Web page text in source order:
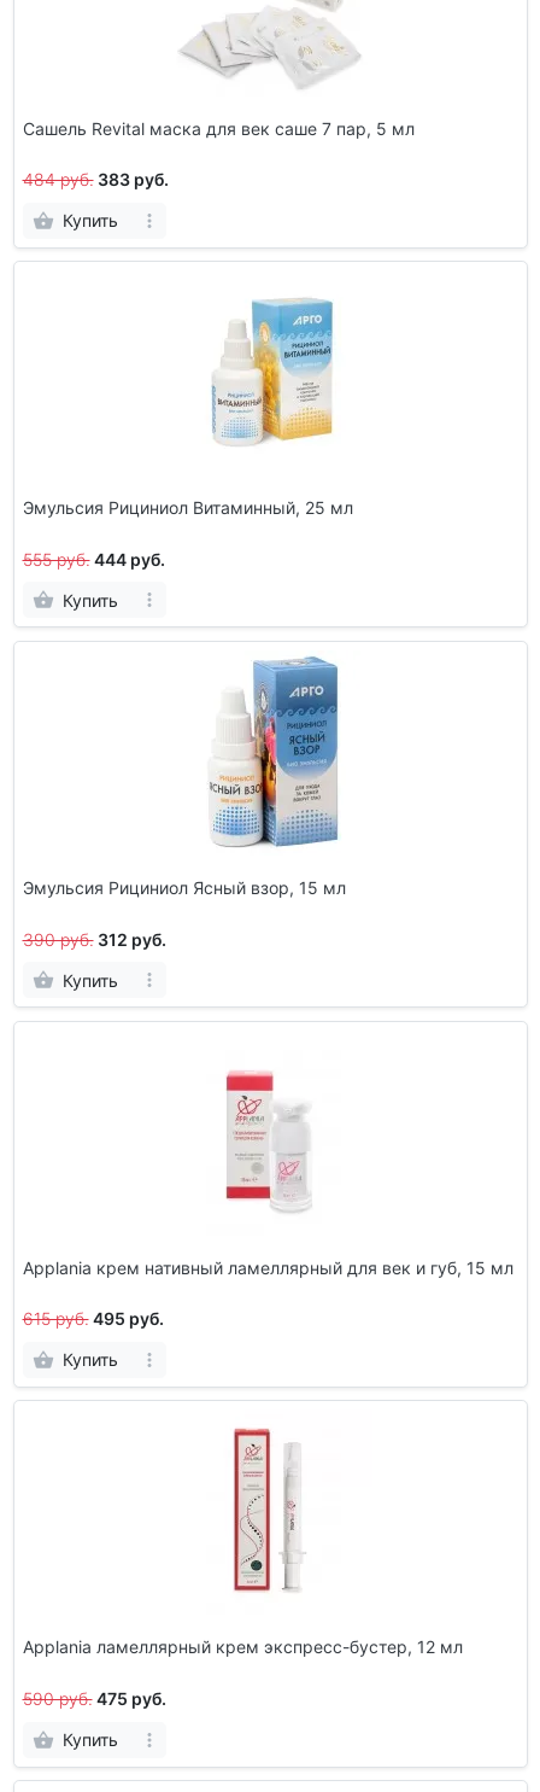
Сашель Revital маска для век саше 7 пар, 5 мл
484 руб. 383 руб.
Купить
Эмульсия Рициниол Витаминный, 25 мл
555 руб. 444 руб.
Купить
Эмульсия Рициниол Ясный взор, 15 мл
390 руб. 312 руб.
Купить
Applania крем нативный ламеллярный для век и губ, 15 мл
615 руб. 495 руб.
Купить
Applania ламеллярный крем экспресс-бустер, 12 мл
590 руб. 475 руб.
Купить